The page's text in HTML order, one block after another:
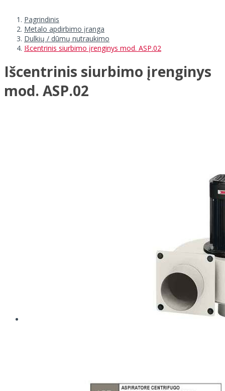
Pagrindinis
Metalo apdirbimo įranga
Dulkių / dūmų nutraukimo
Išcentrinis siurbimo įrenginys mod. ASP.02
Išcentrinis siurbimo įrenginys
mod. ASP.02